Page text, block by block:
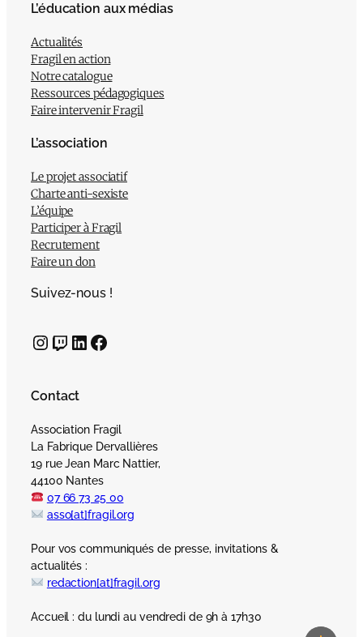
L’éducation aux médias
Actualités
Fragil en action
Notre catalogue
Ressources pédagogiques
Faire intervenir Fragil
L’association
Le projet associatif
Charte anti-sexiste
L’équipe
Participer à Fragil
Recrutement
Faire un don
Suivez-nous !
InstagramTwitch LinkedIn Facebook
Contact
Association Fragil
La Fabrique Dervallières
19 rue Jean Marc Nattier,
44100 Nantes
07 66 73 25 00
asso[at]fragil.org
Pour vos communiqués de presse, invitations &
actualités :
redaction[at]fragil.org
Accueil : du lundi au vendredi de 9h à 17h30